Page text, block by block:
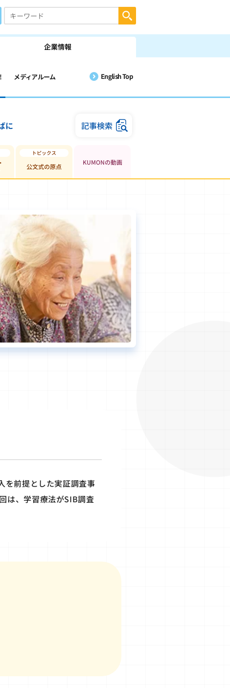
企業情報
メディアルーム English Top
に 記事検索
公文式の原点
KUMONの動画
を前提とした実証調査事
は、学習療法がSIB調査